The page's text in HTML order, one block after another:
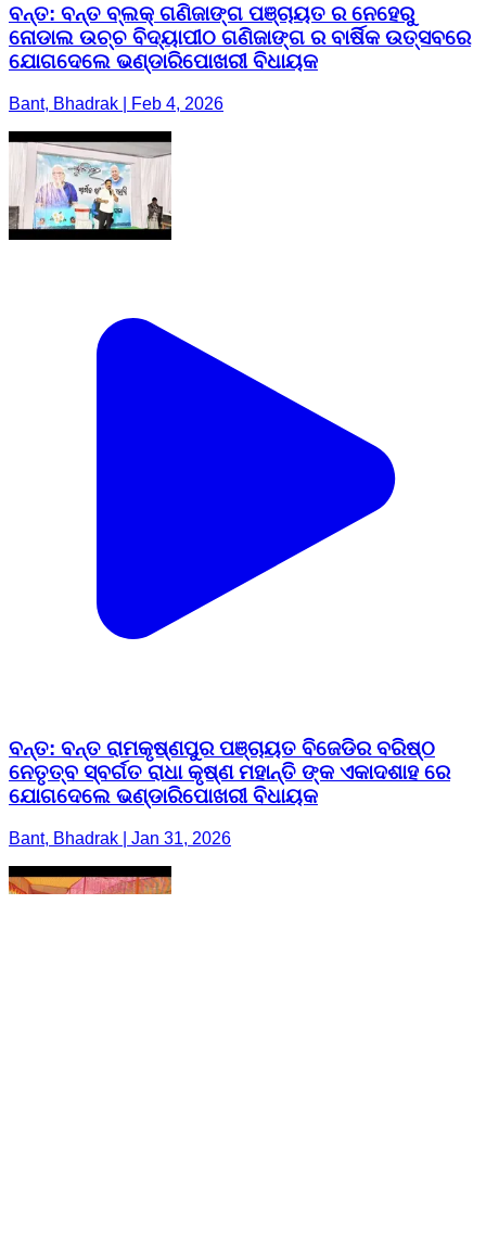
ବନ୍ତ: ବନ୍ତ ବ୍ଲକ୍ ଗଣିଜାଙ୍ଗ ପଞ୍ଚାୟତ ର ନେହେରୁ
ନୋଡାଲ ଉଚ୍ଚ ବିଦ୍ୟାପୀଠ ଗଣିଜାଙ୍ଗ ର ବାର୍ଷିକ ଉତ୍ସବରେ
ଯୋଗଦେଲେ ଭଣ୍ଡାରିପୋଖରୀ ବିଧାୟକ
Bant, Bhadrak | Feb 4, 2026
ବନ୍ତ: ବନ୍ତ ରାମକୃଷ୍ଣପୁର ପଞ୍ଚାୟତ ବିଜେଡିର ବରିଷ୍ଠ
ନେତୃତ୍ବ ସ୍ବର୍ଗତ ରାଧା କୃଷ୍ଣ ମହାନ୍ତି ଙ୍କ ଏକାଦଶାହ ରେ
ଯୋଗଦେଲେ ଭଣ୍ଡାରିପୋଖରୀ ବିଧାୟକ
Bant, Bhadrak | Jan 31, 2026